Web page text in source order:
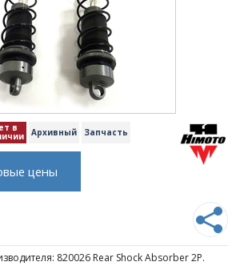
в Архивный Запчасть
цены
820026 Rear Shock Absorber 2P.